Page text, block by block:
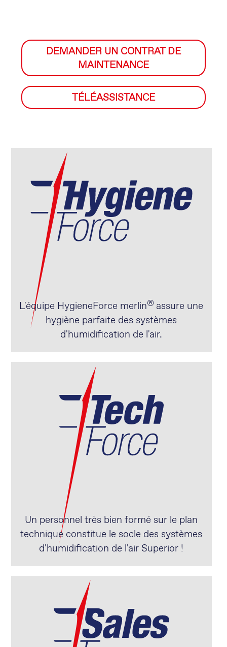
DEMANDER UN CONTRAT DE
MAINTENANCE
TÉLÉASSISTANCE
L'équipe HygieneForce merlin® assure une
hygiène parfaite des systèmes
d'humidification de l'air.
Un personnel très bien formé sur le plan
technique constitue le socle des systèmes
d'humidification de l'air Superior !